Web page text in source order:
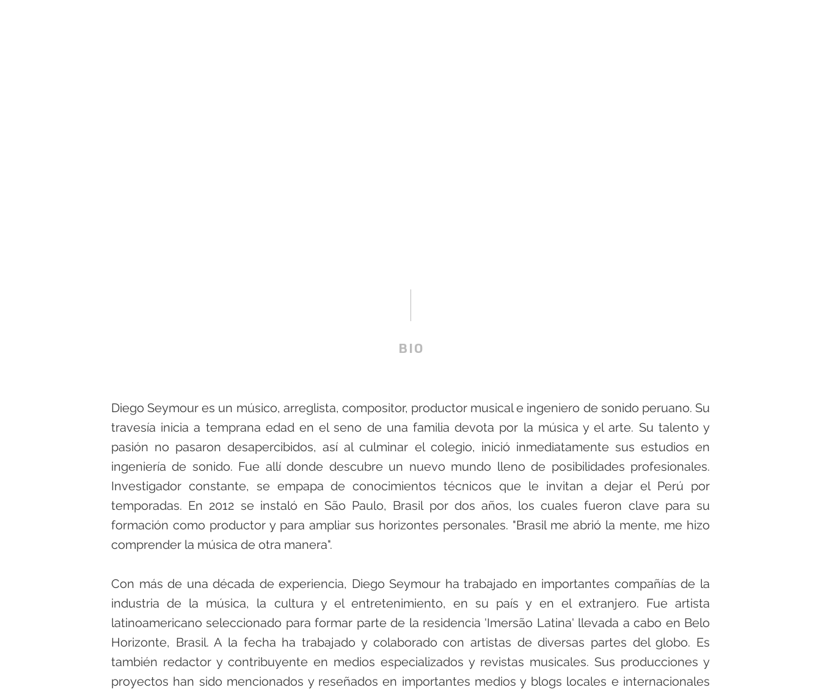
BIO
Diego Seymour es un músico, arreglista, compositor, productor musical e ingeniero de sonido peruano. Su
travesía inicia a temprana edad en el seno de una familia devota por la música y el arte. Su talento y
pasión no pasaron desapercibidos, así al culminar el colegio, inició inmediatamente sus estudios en
ingeniería de sonido. Fue allí donde descubre un nuevo mundo lleno de posibilidades profesionales.
Investigador constante, se empapa de conocimientos técnicos que le invitan a dejar el Perú por
temporadas. En 2012 se instaló en São Paulo, Brasil por dos años, los cuales fueron clave para su
formación como productor y para ampliar sus horizontes personales. "Brasil me abrió la mente, me hizo
comprender la música de otra manera".
Con más de una década de experiencia, Diego Seymour ha trabajado en importantes compañías de la
industria de la música, la cultura y el entretenimiento, en su país y en el extranjero. Fue artista
latinoamericano seleccionado para formar parte de la residencia 'Imersão Latina' llevada a cabo en Belo
Horizonte, Brasil. A la fecha ha trabajado y colaborado con artistas de diversas partes del globo. Es
también redactor y contribuyente en medios especializados y revistas musicales. Sus producciones y
proyectos han sido mencionados y reseñados en importantes medios y blogs locales e internacionales